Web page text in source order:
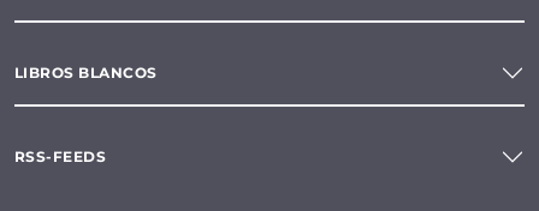
LIBROS BLANCOS
RSS-FEEDS